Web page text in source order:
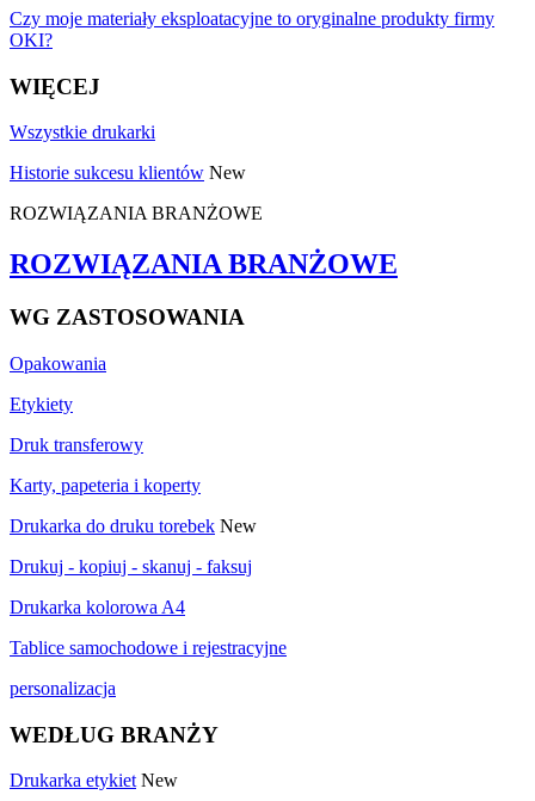
Czy moje materiały eksploatacyjne to oryginalne produkty firmy
OKI?
WIĘCEJ
Wszystkie drukarki
Historie sukcesu klientów New
ROZWIĄZANIA BRANŻOWE
ROZWIĄZANIA BRANŻOWE
WG ZASTOSOWANIA
Opakowania
Etykiety
Druk transferowy
Karty, papeteria i koperty
Drukarka do druku torebek New
Drukuj - kopiuj - skanuj - faksuj
Drukarka kolorowa A4
Tablice samochodowe i rejestracyjne
personalizacja
WEDŁUG BRANŻY
Drukarka etykiet New